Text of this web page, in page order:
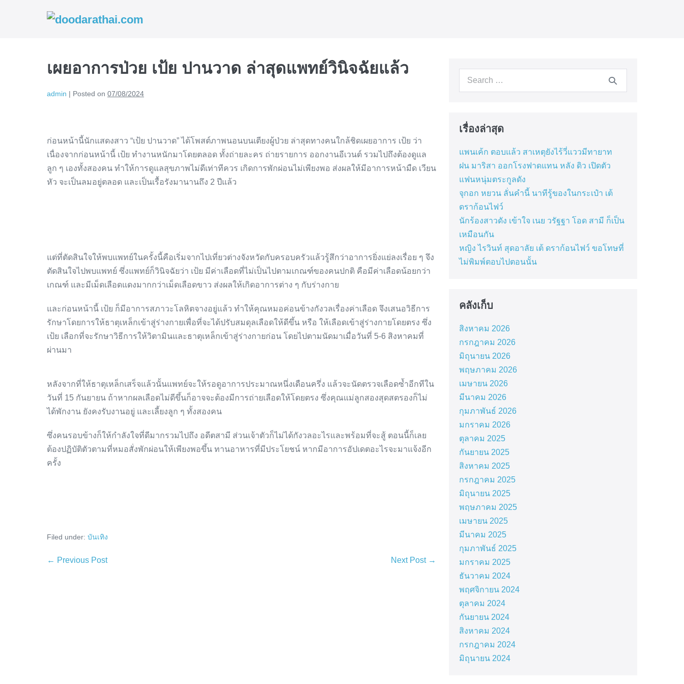
เผยอาการป่วย เป้ย ปานวาด ล่าสุดแพทย์วินิจฉัยแล้ว
admin | Posted on 07/08/2024
ก่อนหน้านี้นักแสดงสาว “เป้ย ปานวาด” ได้โพสต์ภาพนอนบนเตียงผู้ป่วย ล่าสุดทางคนใกล้ชิดเผยอาการ เป้ย ว่า
เนื่องจากก่อนหน้านี้ เป้ย ทำงานหนักมาโดยตลอด ทั้งถ่ายละคร ถ่ายรายการ ออกงานอีเวนต์ รวมไปถึงต้องดูแล
ลูก ๆ เองทั้งสองคน ทำให้การดูแลสุขภาพไม่ดีเท่าทีควร เกิดการพักผ่อนไม่เพียงพอ ส่งผลให้มีอาการหน้ามืด เวียน
หัว จะเป็นลมอยู่ตลอด และเป็นเรื้อรังมานานถึง 2 ปีแล้ว
แต่ที่ตัดสินใจให้พบแพทย์ในครั้งนี้คือเริ่มจากไปเที่ยวต่างจังหวัดกับครอบครัวแล้วรู้สึกว่าอาการยิ่งแย่ลงเรื่อย ๆ จึง
ตัดสินใจไปพบแพทย์ ซึ่งแพทย์ก็วินิจฉัยว่า เป้ย มีค่าเลือดที่ไม่เป็นไปตามเกณฑ์ของคนปกติ คือมีค่าเลือดน้อยกว่า
เกณฑ์ และมีเม็ดเลือดแดงมากกว่าเม็ดเลือดขาว ส่งผลให้เกิดอาการต่าง ๆ กับร่างกาย
และก่อนหน้านี้ เป้ย ก็มีอาการสภาวะโลหิตจางอยู่แล้ว ทำให้คุณหมอค่อนข้างกังวลเรื่องค่าเลือด จึงเสนอวิธีการ
รักษาโดยการให้ธาตุเหล็กเข้าสู่ร่างกายเพื่อที่จะได้ปรับสมดุลเลือดให้ดีขึ้น หรือ ให้เลือดเข้าสู่ร่างกายโดยตรง ซึ่ง
เป้ย เลือกที่จะรักษาวิธีการให้วิตามินและธาตุเหล็กเข้าสู่ร่างกายก่อน โดยไปตามนัดมาเมื่อวันที่ 5-6 สิงหาคมที่
ผ่านมา
หลังจากที่ให้ธาตุเหล็กเสร็จแล้วนั้นแพทย์จะให้รอดูอาการประมาณหนึ่งเดือนครึ่ง แล้วจะนัดตรวจเลือดซ้ำอีกทีใน
วันที่ 15 กันยายน ถ้าหากผลเลือดไม่ดีขึ้นก็อาจจะต้องมีการถ่ายเลือดให้โดยตรง ซึ่งคุณแม่ลูกสองสุดสตรองก็ไม่
ได้พักงาน ยังคงรับงานอยู่ และเลี้ยงลูก ๆ ทั้งสองคน
ซึ่งคนรอบข้างก็ให้กำลังใจที่ดีมากรวมไปถึง อดีตสามี ส่วนเจ้าตัวก็ไม่ได้กังวลอะไรและพร้อมที่จะสู้ ตอนนี้ก็เลย
ต้องปฏิบัติตัวตามที่หมอสั่งพักผ่อนให้เพียงพอขึ้น ทานอาหารที่มีประโยชน์ หากมีอาการอัปเดตอะไรจะมาแจ้งอีก
ครั้ง
Filed under: บันเทิง
Post
← Previous Post Next Post →
Search
เรื่องล่าสุด
แพนเค้ก ตอบแล้ว สาเหตุยังไร้วี่แววมีทายาท
ฝน มาริสา ออกโรงฟาดแทน หลัง ดิว เปิดตัว
แฟนหนุ่มตระกูลดัง
จุกอก หยวน ลั่นคำนี้ นาทีรู้ของในกระเป๋า เต้
ดราก้อนไฟว์
นักร้องสาวดัง เข้าใจ เนย วรัฐฐา โอด สามี ก็เป็น
เหมือนกัน
หญิง ไรวินท์ สุดอาลัย เต้ ดราก้อนไฟว์ ขอโทษที่
ไม่พิมพ์ตอบไปตอนนั้น
คลังเก็บ
สิงหาคม 2026
กรกฎาคม 2026
มิถุนายน 2026
พฤษภาคม 2026
เมษายน 2026
มีนาคม 2026
กุมภาพันธ์ 2026
มกราคม 2026
ตุลาคม 2025
กันยายน 2025
สิงหาคม 2025
กรกฎาคม 2025
มิถุนายน 2025
พฤษภาคม 2025
เมษายน 2025
มีนาคม 2025
กุมภาพันธ์ 2025
มกราคม 2025
ธันวาคม 2024
พฤศจิกายน 2024
ตุลาคม 2024
กันยายน 2024
สิงหาคม 2024
กรกฎาคม 2024
มิถุนายน 2024